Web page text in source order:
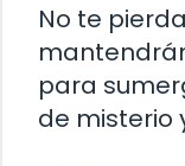
No te
para
de misterio